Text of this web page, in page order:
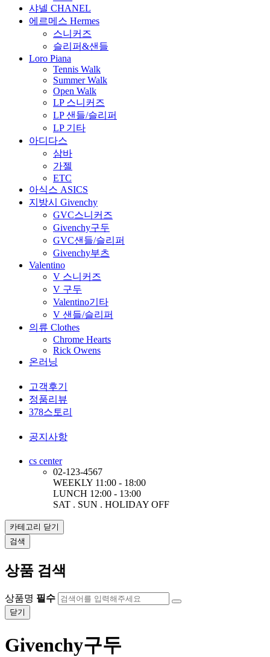
샤넬 CHANEL
에르메스 Hermes
스니커즈
슬리퍼&샌들
Loro Piana
Tennis Walk
Summer Walk
Open Walk
LP 스니커즈
LP 샌들/슬리퍼
LP 기타
아디다스
삼바
가젤
ETC
아식스 ASICS
지방시 Givenchy
GVC스니커즈
Givenchy구두
GVC샌들/슬리퍼
Givenchy부츠
Valentino
V 스니커즈
V 구두
Valentino기타
V 샌들/슬리퍼
의류 Clothes
Chrome Hearts
Rick Owens
온러닝
고객후기
정품리뷰
378스토리
공지사항
cs center
02-123-4567
WEEKLY 11:00 - 18:00
LUNCH 12:00 - 13:00
SAT . SUN . HOLIDAY OFF
카테고리 닫기
검색
상품 검색
상품명 필수
닫기
Givenchy구두